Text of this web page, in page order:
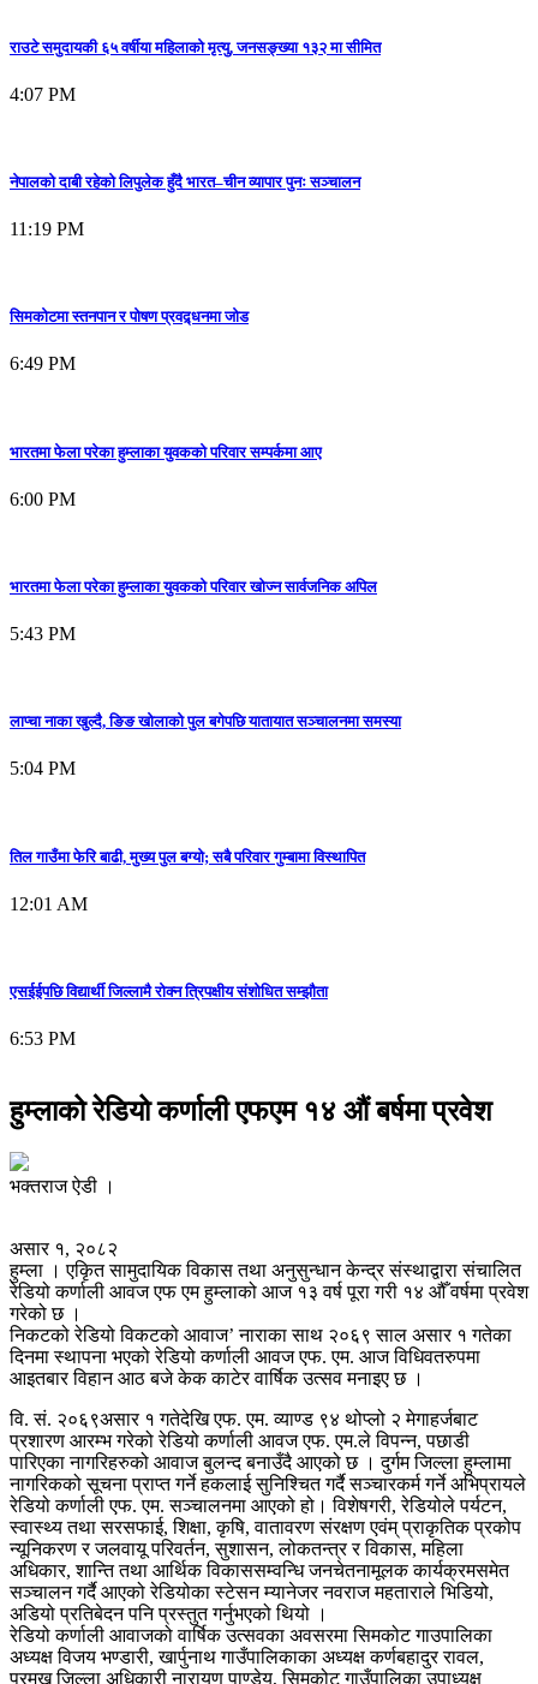
राउटे समुदायकी ६५ वर्षीया महिलाको मृत्यु, जनसङ्ख्या १३२ मा सीमित
4:07 PM
नेपालको दाबी रहेको लिपुलेक हुँदै भारत–चीन व्यापार पुनः सञ्चालन
11:19 PM
सिमकोटमा स्तनपान र पोषण प्रवद्र्धनमा जोड
6:49 PM
भारतमा फेला परेका हुम्लाका युवकको परिवार सम्पर्कमा आए
6:00 PM
भारतमा फेला परेका हुम्लाका युवकको परिवार खोज्न सार्वजनिक अपिल
5:43 PM
लाप्चा नाका खुल्दै, ङिङ खोलाको पुल बगेपछि यातायात सञ्चालनमा समस्या
5:04 PM
तिल गाउँमा फेरि बाढी, मुख्य पुल बग्यो; सबै परिवार गुम्बामा विस्थापित
12:01 AM
एसईईपछि विद्यार्थी जिल्लामै रोक्न त्रिपक्षीय संशोधित सम्झौता
6:53 PM
हुम्लाको रेडियो कर्णाली एफएम १४ औं बर्षमा प्रवेश
भक्तराज ऐडी ।
असार १, २०८२
हुम्ला । एकिृत सामुदायिक विकास तथा अनुसुन्धान केन्द्र संस्थाद्वारा संचालित
रेडियो कर्णाली आवज एफ एम हुम्लाको आज १३ वर्ष पूरा गरी १४ औँ वर्षमा प्रवेश
गरेको छ ।
निकटको रेडियो विकटको आवाज’ नाराका साथ २०६९ साल असार १ गतेका
दिनमा स्थापना भएको रेडियो कर्णाली आवज एफ. एम. आज विधिवतरुपमा
आइतबार विहान आठ बजे केक काटेर वार्षिक उत्सव मनाइए छ ।
वि. सं. २०६९असार १ गतेदेखि एफ. एम. व्याण्ड ९४ थोप्लो २ मेगाहर्जबाट
प्रशारण आरम्भ गरेको रेडियो कर्णाली आवज एफ. एम.ले विपन्न, पछाडी
पारिएका नागरिहरुको आवाज बुलन्द बनाउँदै आएको छ । दुर्गम जिल्ला हुम्लामा
नागरिकको सूचना प्राप्त गर्ने हकलाई सुनिश्चित गर्दै सञ्चारकर्म गर्ने अभिप्रायले
रेडियो कर्णाली एफ. एम. सञ्चालनमा आएको हो। विशेषगरी, रेडियोले पर्यटन,
स्वास्थ्य तथा सरसफाई, शिक्षा, कृषि, वातावरण संरक्षण एवंम् प्राकृतिक प्रकोप
न्यूनिकरण र जलवायू परिवर्तन, सुशासन, लोकतन्त्र र विकास, महिला
अधिकार, शान्ति तथा आर्थिक विकाससम्वन्धि जनचेतनामूलक कार्यक्रमसमेत
सञ्चालन गर्दै आएको रेडियोका स्टेसन म्यानेजर नवराज महताराले भिडियो,
अडियो प्रतिबेदन पनि प्रस्तुत गर्नुभएको थियो ।
रेडियो कर्णाली आवाजको वार्षिक उत्सवका अवसरमा सिमकोट गाउपालिका
अध्यक्ष विजय भण्डारी, खार्पुनाथ गाउँपालिकाका अध्यक्ष कर्णबहादुर रावल,
प्रमुख जिल्ला अधिकारी नारायण पाण्डेय, सिमकोट गाउँपालिका उपाध्यक्ष